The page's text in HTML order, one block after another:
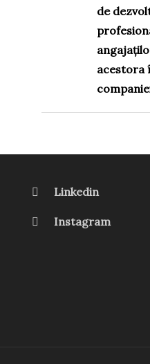
de
acestora
Linkedin
Instagram